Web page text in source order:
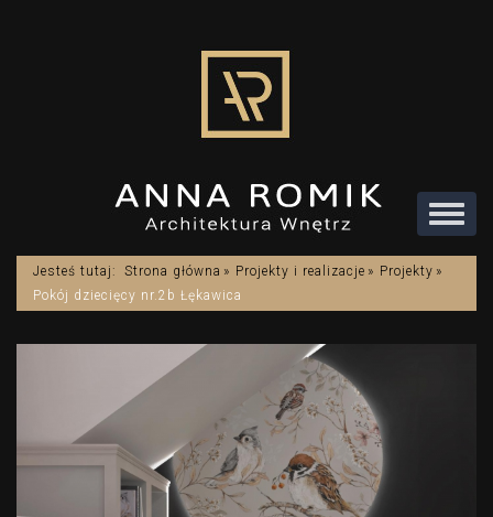
menu
Jesteś tutaj: Strona główna Projekty i realizacje
Projekty
Pokój dziecięcy nr.2b Łękawica